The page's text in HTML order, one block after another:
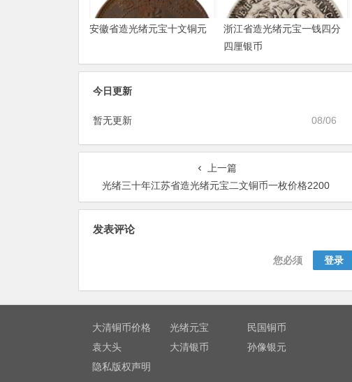
安徽省造光绪元宝十文铜元
浙江省造光绪元宝一钱四分
四厘银币
今日更新
08/06
暂无更新
上一篇
光绪三十年江苏省造光绪元宝二文铜币一枚价格2200
发表评论
您必须 登录
大清铜币价格 光绪元宝
民国铜币
袁大头
大清银币
孙像银元
隐私版权声明